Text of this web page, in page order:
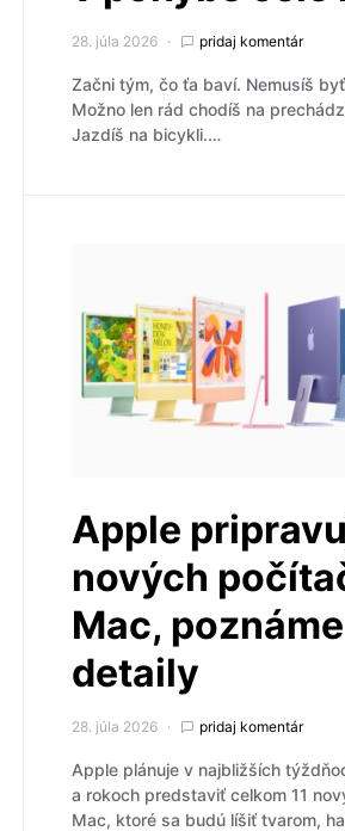
28. júla 2026 pridaj komentár
Začni tým, čo ťa baví. Nemusíš
Možno len rád chodíš na
Jazdíš na bicykli.…
Apple
nových
Mac,
detaily
28. júla 2026 pridaj komentár
Apple plánuje v najbližších
a rokoch predstaviť celkom 11
Mac, ktoré sa budú líšiť tvarom,